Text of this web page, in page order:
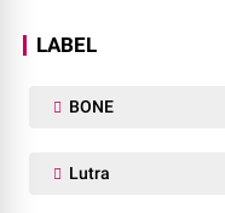
LABEL
BONE
Lutra